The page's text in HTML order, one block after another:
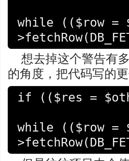
while (($row =
想去掉这个警告有
的角度，把代码写的
if (($res =
while (($row =